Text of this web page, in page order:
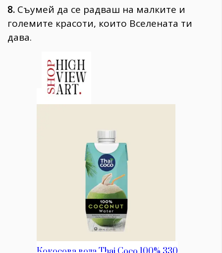
8. Съумей да се радваш на малките и
големите красоти, които Вселената ти
дава.